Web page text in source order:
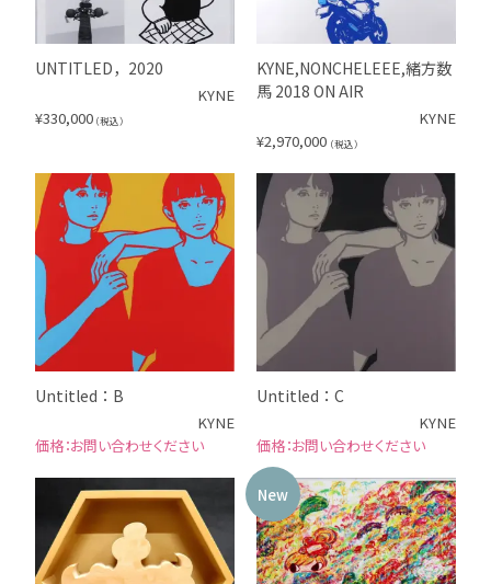
UNTITLED，2020
KYNE
¥330,000 （税込）
KYNE,NONCHELEEE,緒方数
馬 2018 ON AIR
KYNE
¥2,970,000 （税込）
Untitled：B
KYNE
お問い合わせください
Untitled：C
KYNE
お問い合わせください
New